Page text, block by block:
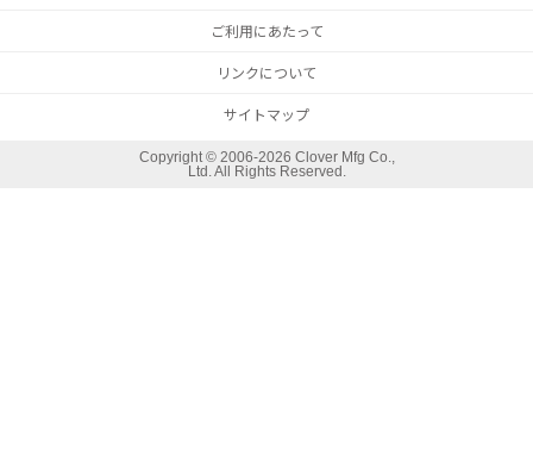
ご利用にあたって
リンクについて
サイトマップ
Copyright © 2006-2026 Clover Mfg Co.,
Ltd. All Rights Reserved.